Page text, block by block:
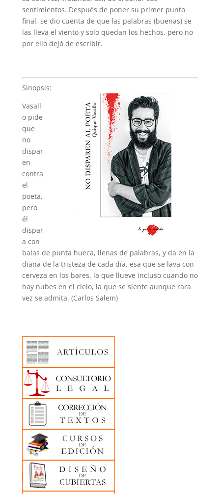
sentimientos. Después de poner su primer punto
final, se dio cuenta de que las palabras (buenas) se
las lleva el viento y solo quedan los hechos, pero no
por ello dejó de escribir.
Sinopsis:
Vasall
o pide
que
no
dispar
en
contra
el
poeta,
pero
él
dispar
a con
balas de punta hueca, llenas de palabras, y da en la
diana de la tristeza de cada día, esa que se lava con
cerveza en los bares, la que llueve incluso cuando no
hay nubes en el cielo, la que se siente aunque rara
vez se admita. (Carlos Salem)